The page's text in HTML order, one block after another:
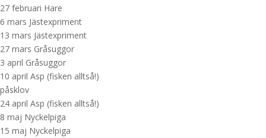
27 februari Hare
6 mars Jästexpriment
13 mars Jästexpriment
27 mars Gråsuggor
3 april Gråsuggor
10 april Asp (fisken alltså!)
påsklov
24 april Asp (fisken alltså!)
8 maj Nyckelpiga
15 maj Nyckelpiga